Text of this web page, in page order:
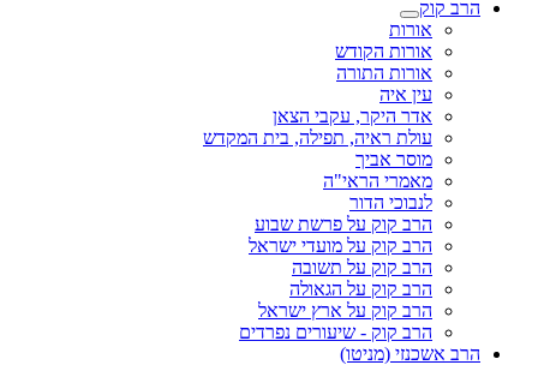
הרב קוק
אורות
אורות הקודש
אורות התורה
עין איה
אדר היקר, עקבי הצאן
עולת ראיה, תפילה, בית המקדש
מוסר אביך
מאמרי הראי"ה
לנבוכי הדור
הרב קוק על פרשת שבוע
הרב קוק על מועדי ישראל
הרב קוק על תשובה
הרב קוק על הגאולה
הרב קוק על ארץ ישראל
הרב קוק - שיעורים נפרדים
הרב אשכנזי (מניטו)